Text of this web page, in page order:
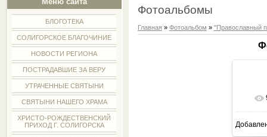
БЛОГОТЕКА
СОЛИГОРСКОЕ БЛАГОЧИНИЕ
НОВОСТИ РЕГИОНА
ПОСТРАДАВШИЕ ЗА ВЕРУ
УТРАЧЕННЫЕ СВЯТЫНИ
СВЯТЫНИ НАШЕГО ХРАМА
ХРИСТО-РОЖДЕСТВЕНСКИЙ
ПРИХОД Г. СОЛИГОРСКА
Фотоальбомы
Главная » Фотоальбом » "Православный